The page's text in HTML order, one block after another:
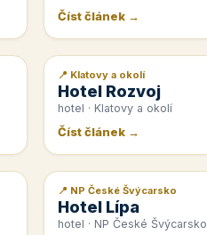
Číst článek →
📰 PR článek
📍 Klatovy a okolí
Hotel Rozvoj
hotel · Klatovy a okolí
Číst článek →
📰 PR článek
📍 NP České Švýcarsko
Hotel Lípa
hotel · NP České Švýcarsko